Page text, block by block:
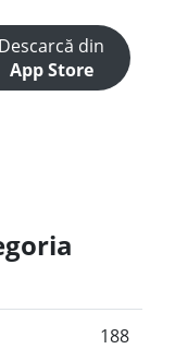
Descarcă din
App Store
188